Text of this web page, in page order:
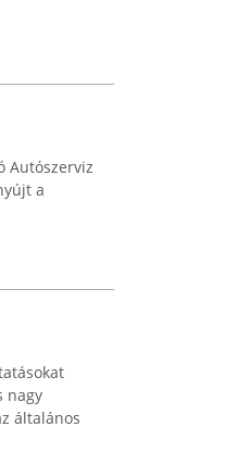
Autószerviz
a
nagy
általános